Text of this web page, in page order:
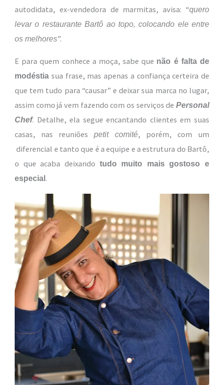
autodidata, ex-vendedora de marmitas, avisa: “quero
levar o restaurante Bartô ao topo, colocando ele entre
os melhores”.
E para quem conhece a moça, sabe que não é falta de
modéstia sua frase, mas apenas a confiança certeira de
que tem tudo para “causar” e deixar sua marca no lugar,
assim como já vem fazendo com os serviços de Personal
Chef. Detalhe, ela segue encantando clientes em suas
casas, nas reuniões petit comité, porém, com um
diferencial e tanto que é a equipe e a estrutura do Bartô,
o que acaba deixando tudo muito mais gostoso e
especial.